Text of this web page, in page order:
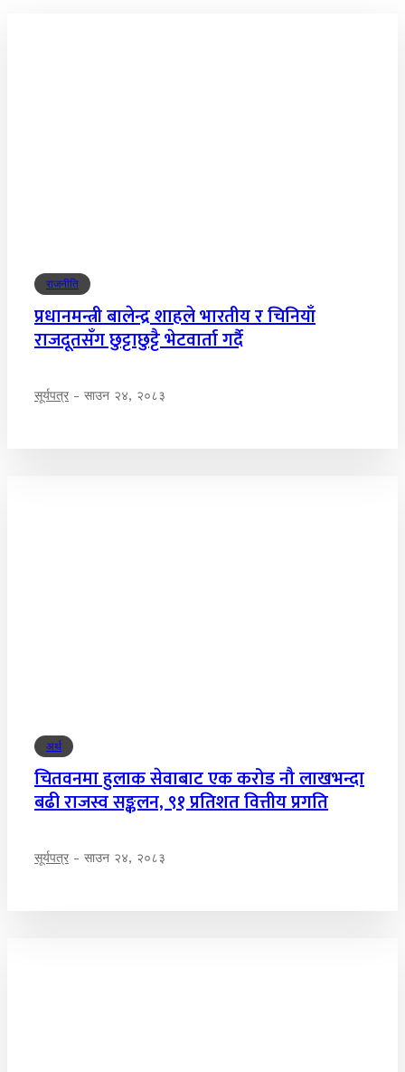
राजनीति
प्रधानमन्त्री बालेन्द्र शाहले भारतीय र चिनियाँ
राजदूतसँग छुट्टाछुट्टै भेटवार्ता गर्दै
सूर्यपत्र - साउन २४, २०८३
अर्थ
चितवनमा हुलाक सेवाबाट एक करोड नौ लाखभन्दा
बढी राजस्व सङ्कलन, ९१ प्रतिशत वित्तीय प्रगति
सूर्यपत्र - साउन २४, २०८३